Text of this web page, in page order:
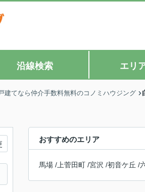
沿線検索 エリ
建てなら仲介手数料無料のコノミハウジング
おすすめのエリア
馬場 / 上菅田町 /宮沢 /初音ケ丘 /